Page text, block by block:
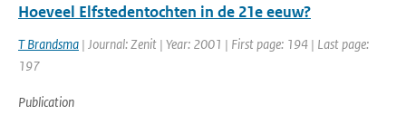
Hoeveel Elfstedentochten in de 21e eeuw?
T Brandsma | Journal: Zenit | Year: 2001 | First page: 194 | Last page:
197
Publication